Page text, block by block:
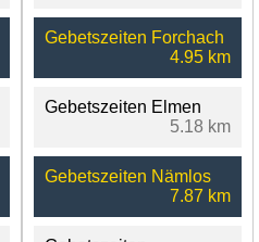
Gebetszeiten Forchach
4.95 km
Gebetszeiten Elmen
5.18 km
Gebetszeiten Nämlos
7.87 km